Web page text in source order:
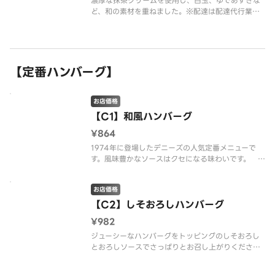
ど、和の素材を重ねました。※配達は配達代行業者
【定番ハンバーグ】
【C1】和風ハンバーグ
お店価格
¥864
1974年に登場したデニーズの人気定番メニューで
す。風味豊かなソースはクセになる味わいです。 ※
養成分・アレルゲン情報は、デニーズのホームペー
ジをご確認ください。
【C2】しそおろしハンバーグ
お店価格
¥982
ジューシーなハンバーグをトッピングのしそおろし
とおろしソースでさっぱりとお召し上がりくださ